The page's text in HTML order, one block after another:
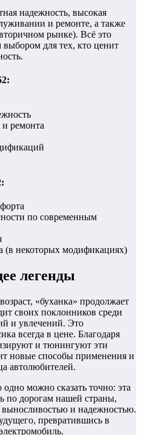
надежность, высокая
и ремонте, а также
рынке). Всё это
для тех, кто ценит
ремонта
по современным
(в некоторых модификациях)
легенды
«буханка» продолжает
своих поклонников среди
и увлечений. Это
всегда в цене. Благодаря
и тюнингуют эти
новые способы применения и
автолюбителей.
можно сказать точно: эта
по дорогам нашей страны,
выносливостью и надежностью.
превратившись в